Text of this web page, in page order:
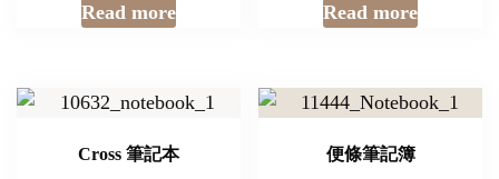
Read more Read more
Cross 筆記本 便條筆記簿